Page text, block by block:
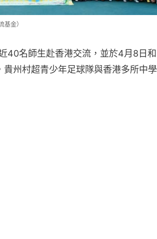
金）
40名師生赴香港交流，並於4月8日和
州村超青少年足球隊與香港多所中學